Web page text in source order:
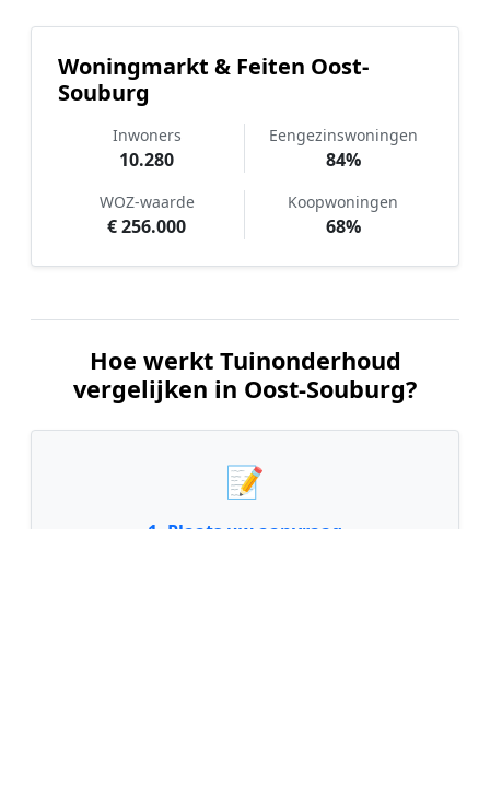
Woningmarkt & Feiten Oost-
Souburg
Inwoners
10.280
Eengezinswoningen
84%
WOZ-waarde
€ 256.000
Koopwoningen
68%
Hoe werkt Tuinonderhoud
vergelijken in Oost-Souburg?
📝
1. Plaats uw aanvraag